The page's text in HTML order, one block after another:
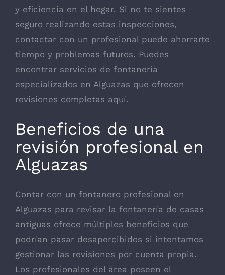
y eficiencia en el hogar. Si no te sientes
seguro realizando estas inspecciones,
contactar con un profesional puede ahorrarte
tiempo y problemas futuros. Puedes
encontrar servicios de fontanería
especializados en Alguazas que ofrecen
revisiones completas aquí.
Beneficios de una
revisión profesional en
Alguazas
Contar con un fontanero profesional en
Alguazas para revisar la fontanería de casas
antiguas ofrece múltiples beneficios que
podrían pasar desapercibidos si intentamos
gestionar las revisiones por cuenta propia.
Los profesionales del área poseen el